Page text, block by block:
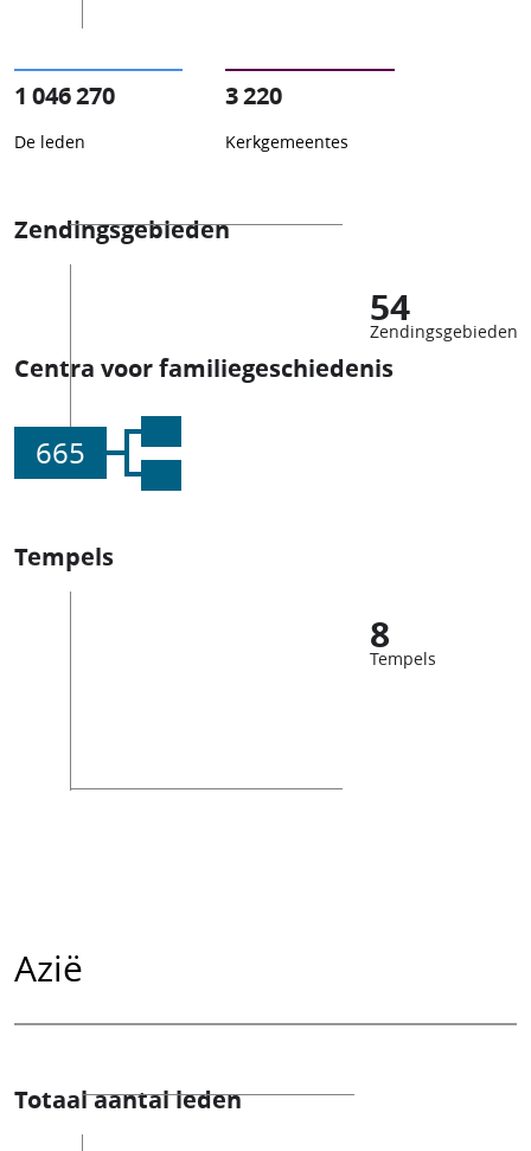
1 046 270
De leden
3 220
Kerkgemeentes
Zendingsgebieden
54
Zendingsgebieden
Centra voor familiegeschiedenis
665
Tempels
8
Tempels
Azië
Totaal aantal leden